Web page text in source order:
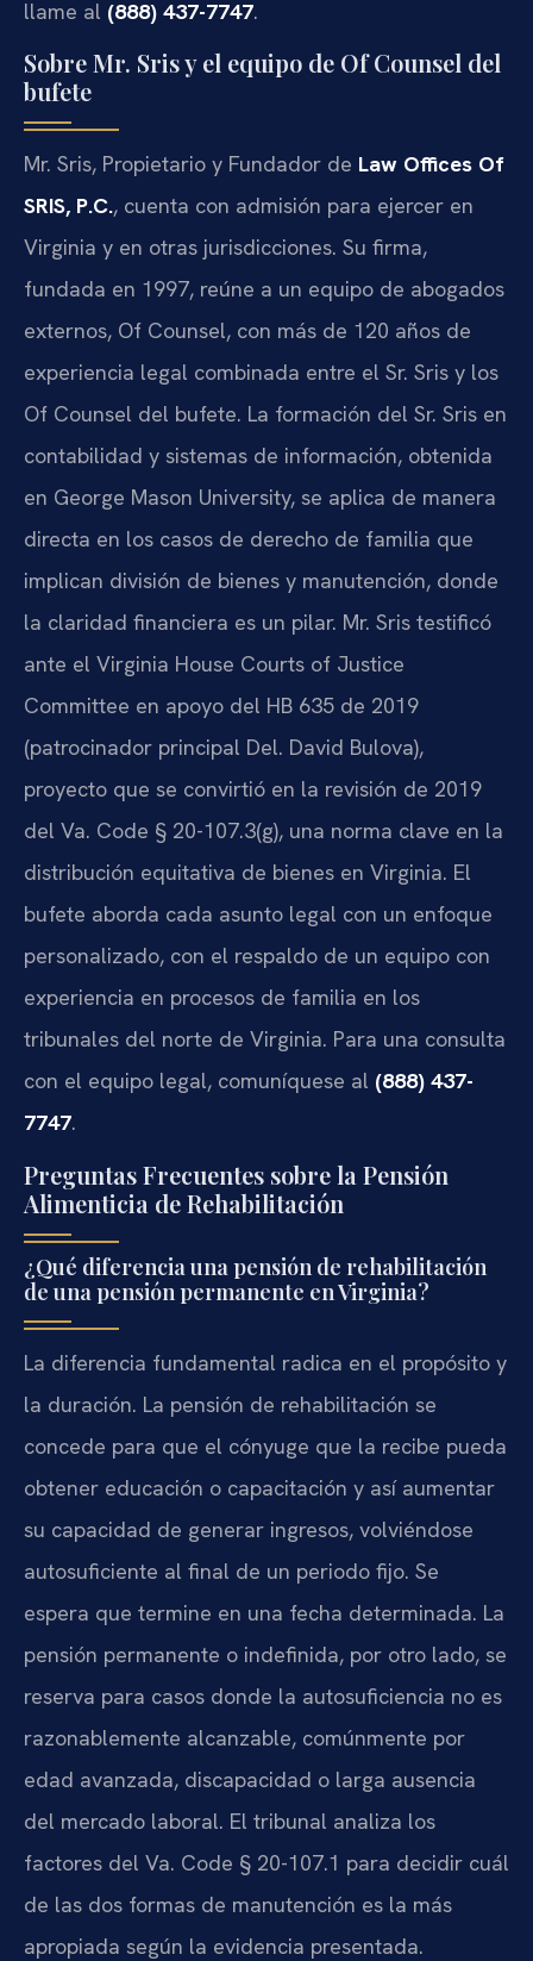
llame al (888) 437-7747.
Sobre Mr. Sris y el equipo de Of Counsel del
bufete
Mr. Sris, Propietario y Fundador de Law Offices Of
SRIS, P.C., cuenta con admisión para ejercer en
Virginia y en otras jurisdicciones. Su firma,
fundada en 1997, reúne a un equipo de abogados
externos, Of Counsel, con más de 120 años de
experiencia legal combinada entre el Sr. Sris y los
Of Counsel del bufete. La formación del Sr. Sris en
contabilidad y sistemas de información, obtenida
en George Mason University, se aplica de manera
directa en los casos de derecho de familia que
implican división de bienes y manutención, donde
la claridad financiera es un pilar. Mr. Sris testificó
ante el Virginia House Courts of Justice
Committee en apoyo del HB 635 de 2019
(patrocinador principal Del. David Bulova),
proyecto que se convirtió en la revisión de 2019
del Va. Code § 20-107.3(g), una norma clave en la
distribución equitativa de bienes en Virginia. El
bufete aborda cada asunto legal con un enfoque
personalizado, con el respaldo de un equipo con
experiencia en procesos de familia en los
tribunales del norte de Virginia. Para una consulta
con el equipo legal, comuníquese al (888) 437-
7747.
Preguntas Frecuentes sobre la Pensión
Alimenticia de Rehabilitación
¿Qué diferencia una pensión de rehabilitación
de una pensión permanente en Virginia?
La diferencia fundamental radica en el propósito y
la duración. La pensión de rehabilitación se
concede para que el cónyuge que la recibe pueda
obtener educación o capacitación y así aumentar
su capacidad de generar ingresos, volviéndose
autosuficiente al final de un periodo fijo. Se
espera que termine en una fecha determinada. La
pensión permanente o indefinida, por otro lado, se
reserva para casos donde la autosuficiencia no es
razonablemente alcanzable, comúnmente por
edad avanzada, discapacidad o larga ausencia
del mercado laboral. El tribunal analiza los
factores del Va. Code § 20-107.1 para decidir cuál
de las dos formas de manutención es la más
apropiada según la evidencia presentada.